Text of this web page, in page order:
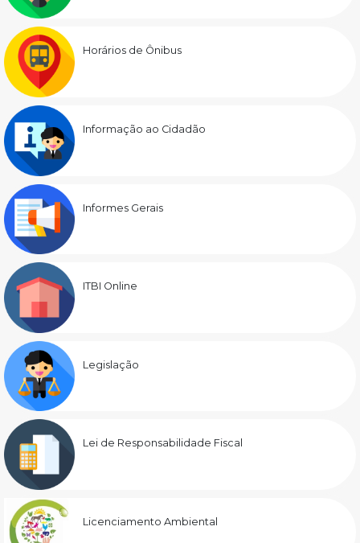
Horários de Ônibus
Informação ao Cidadão
Informes Gerais
ITBI Online
Legislação
Lei de Responsabilidade Fiscal
Licenciamento Ambiental